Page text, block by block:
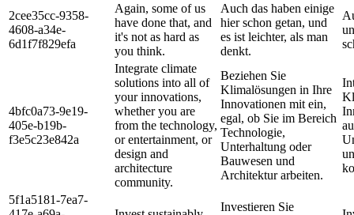
2cee35cc-9358-
4608-a34e-
6d1f7f829efa
Again, some of us
have done that, and
it's not as hard as
you think.
Auch das haben einige
hier schon getan, und
es ist leichter, als man
denkt.
4bfc0a73-9e19-
405e-b19b-
f3e5c23e842a
Integrate climate
solutions into all of
your innovations,
whether you are
from the technology,
or entertainment, or
design and
architecture
community.
Beziehen Sie
Klimalösungen in Ihre
Innovationen mit ein,
egal, ob Sie im Bereich
Technologie,
Unterhaltung oder
Bauwesen und
Architektur arbeiten.
5f1a5181-7ea7-
Investieren Sie